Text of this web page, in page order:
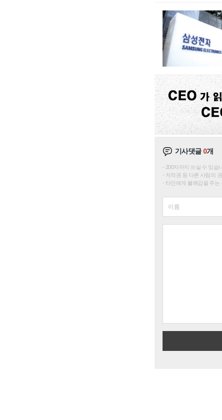
기사댓글0개
200자까지 쓰실 수 있습
저작권 등 다른 사람의
타인에게 불쾌감을 주는